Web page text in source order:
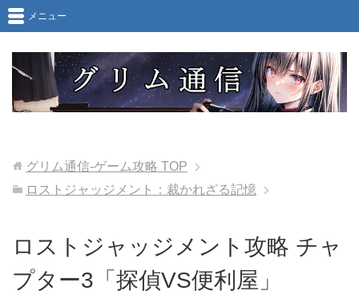
メニュー
グリム通信-ゲーム攻略 TOP
ロストジャッジメント：裁かれざる記憶
ロストジャッジメント攻略 チャ
プター3「探偵VS便利屋」